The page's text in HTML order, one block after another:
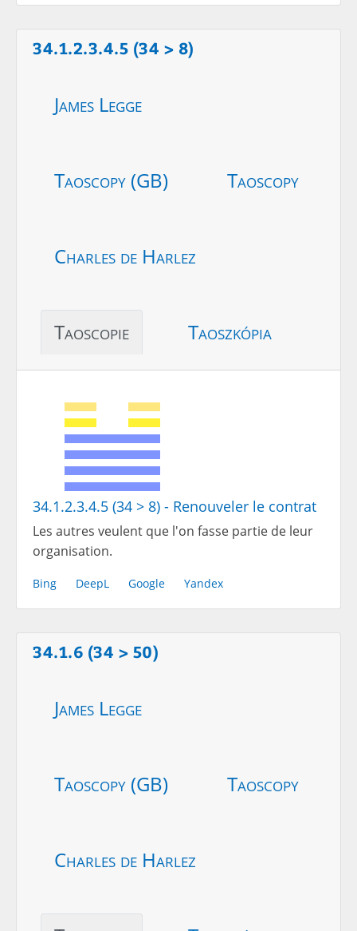
34.1.2.3.4.5 (34 > 8)
James Legge
Taoscopy (GB) Taoscopy
Charles de Harlez
Taoscopie Taoszkópia
34.1.2.3.4.5 (34 > 8) - Renouveler le contrat
Les autres veulent que l'on fasse partie de leur
organisation.
Bing DeepL Google Yandex
34.1.6 (34 > 50)
James Legge
Taoscopy (GB) Taoscopy
Charles de Harlez